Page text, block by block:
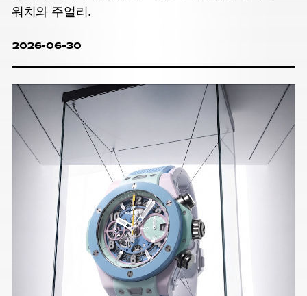
워치와 주얼리.
2026-06-30